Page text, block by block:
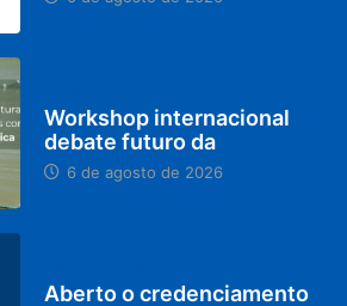
Workshop internacional
debate futuro da
6 de agosto de 2026
Aberto o credenciamento